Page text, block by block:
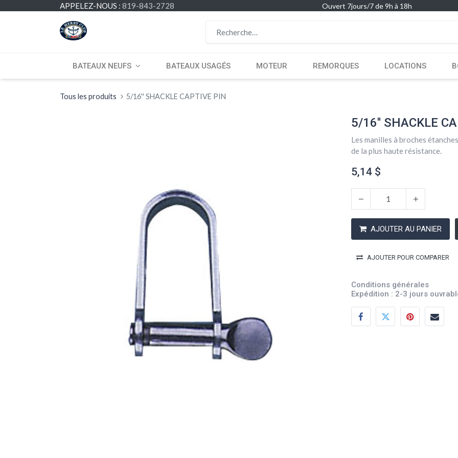
APPELEZ-NOUS : 819-843-2728 Ouvert 7jours/7 de 9h à 18h
BATEAUX NEUFS BATEAUX USAGÉS MOTEUR REMORQUES LOCATIONS
Tous les produits 5/16'' SHACKLE CAPTIVE PIN
5/16'' SHACKLE
Les manilles à broches
de la plus haute résistance.
5,14 $
AJOUTER AU PANIER
AJOUTER POUR COMPARER
Conditions générales
Expédition : 2-3 jours